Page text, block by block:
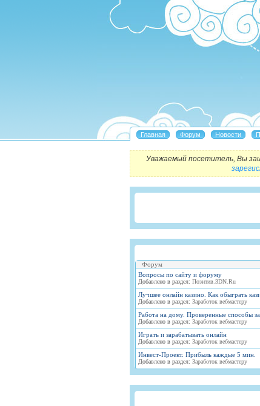
Уважаемый посетитель, Вы
Форум
Вопросы по сайту и форуму
Добавлено в раздел: Позитив.3DN.Ru
Лучшее онлайн казино. Как обыграть
Добавлено в раздел: Заработок вебмастеру
Работа на дому. Проверенные способы
Добавлено в раздел: Заработок вебмастеру
Играть и зарабатывать онлайн
Добавлено в раздел: Заработок вебмастеру
Инвест-Проект. Прибыль каждые 5 мин.
Добавлено в раздел: Заработок вебмастеру